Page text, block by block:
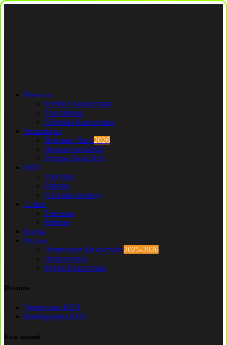
Новости
Футбол Казахстана
Трансферы
Сборная Казахстана
Трансферы
Премьер Лига2026
Первая лига2026
Вторая Лига2026
КПЛ
Тренеры
Рефери
Составы команд
1 Лига
Тренеры
Рефери
Клубы
Футзал
Чемпионат Казахстана2025-2026
Первая лига
Кубок Казахстана
История
Чемпионы КПЛ
Бомбардиры КПЛ
База знаний